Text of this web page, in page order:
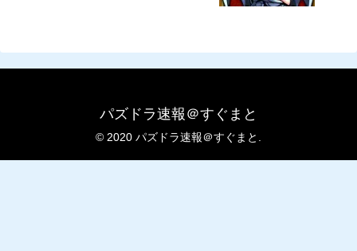
パズドラ速報＠すぐまと
© 2020 パズドラ速報＠すぐまと.